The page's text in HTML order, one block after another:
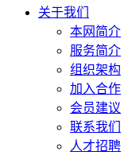
关于我们
本网简介
服务简介
组织架构
加入合作
会员建议
联系我们
人才招聘